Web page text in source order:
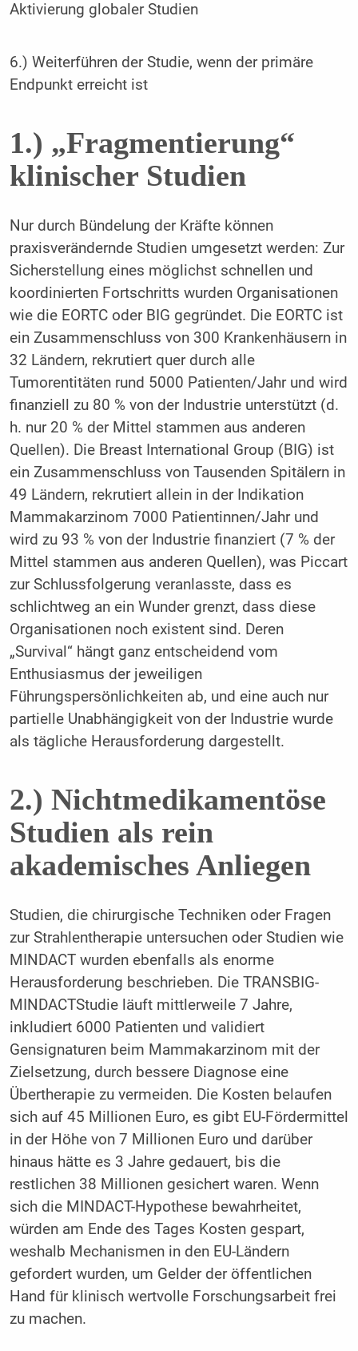
Aktivierung globaler Studien
6.) Weiterführen der Studie, wenn der primäre
Endpunkt erreicht ist
1.) „Fragmentierung“
klinischer Studien
Nur durch Bündelung der Kräfte können
praxisverändernde Studien umgesetzt werden: Zur
Sicherstellung eines möglichst schnellen und
koordinierten Fortschritts wurden Organisationen
wie die EORTC oder BIG gegründet. Die EORTC ist
ein Zusammenschluss von 300 Krankenhäusern in
32 Ländern, rekrutiert quer durch alle
Tumorentitäten rund 5000 Patienten/Jahr und wird
finanziell zu 80 % von der Industrie unterstützt (d.
h. nur 20 % der Mittel stammen aus anderen
Quellen). Die Breast International Group (BIG) ist
ein Zusammenschluss von Tausenden Spitälern in
49 Ländern, rekrutiert allein in der Indikation
Mammakarzinom 7000 Patientinnen/Jahr und
wird zu 93 % von der Industrie finanziert (7 % der
Mittel stammen aus anderen Quellen), was Piccart
zur Schlussfolgerung veranlasste, dass es
schlichtweg an ein Wunder grenzt, dass diese
Organisationen noch existent sind. Deren
„Survival“ hängt ganz entscheidend vom
Enthusiasmus der jeweiligen
Führungspersönlichkeiten ab, und eine auch nur
partielle Unabhängigkeit von der Industrie wurde
als tägliche Herausforderung dargestellt.
2.) Nichtmedikamentöse
Studien als rein
akademisches Anliegen
Studien, die chirurgische Techniken oder Fragen
zur Strahlentherapie untersuchen oder Studien wie
MINDACT wurden ebenfalls als enorme
Herausforderung beschrieben. Die TRANSBIG-
MINDACTStudie läuft mittlerweile 7 Jahre,
inkludiert 6000 Patienten und validiert
Gensignaturen beim Mammakarzinom mit der
Zielsetzung, durch bessere Diagnose eine
Übertherapie zu vermeiden. Die Kosten belaufen
sich auf 45 Millionen Euro, es gibt EU-Fördermittel
in der Höhe von 7 Millionen Euro und darüber
hinaus hätte es 3 Jahre gedauert, bis die
restlichen 38 Millionen gesichert waren. Wenn
sich die MINDACT-Hypothese bewahrheitet,
würden am Ende des Tages Kosten gespart,
weshalb Mechanismen in den EU-Ländern
gefordert wurden, um Gelder der öffentlichen
Hand für klinisch wertvolle Forschungsarbeit frei
zu machen.